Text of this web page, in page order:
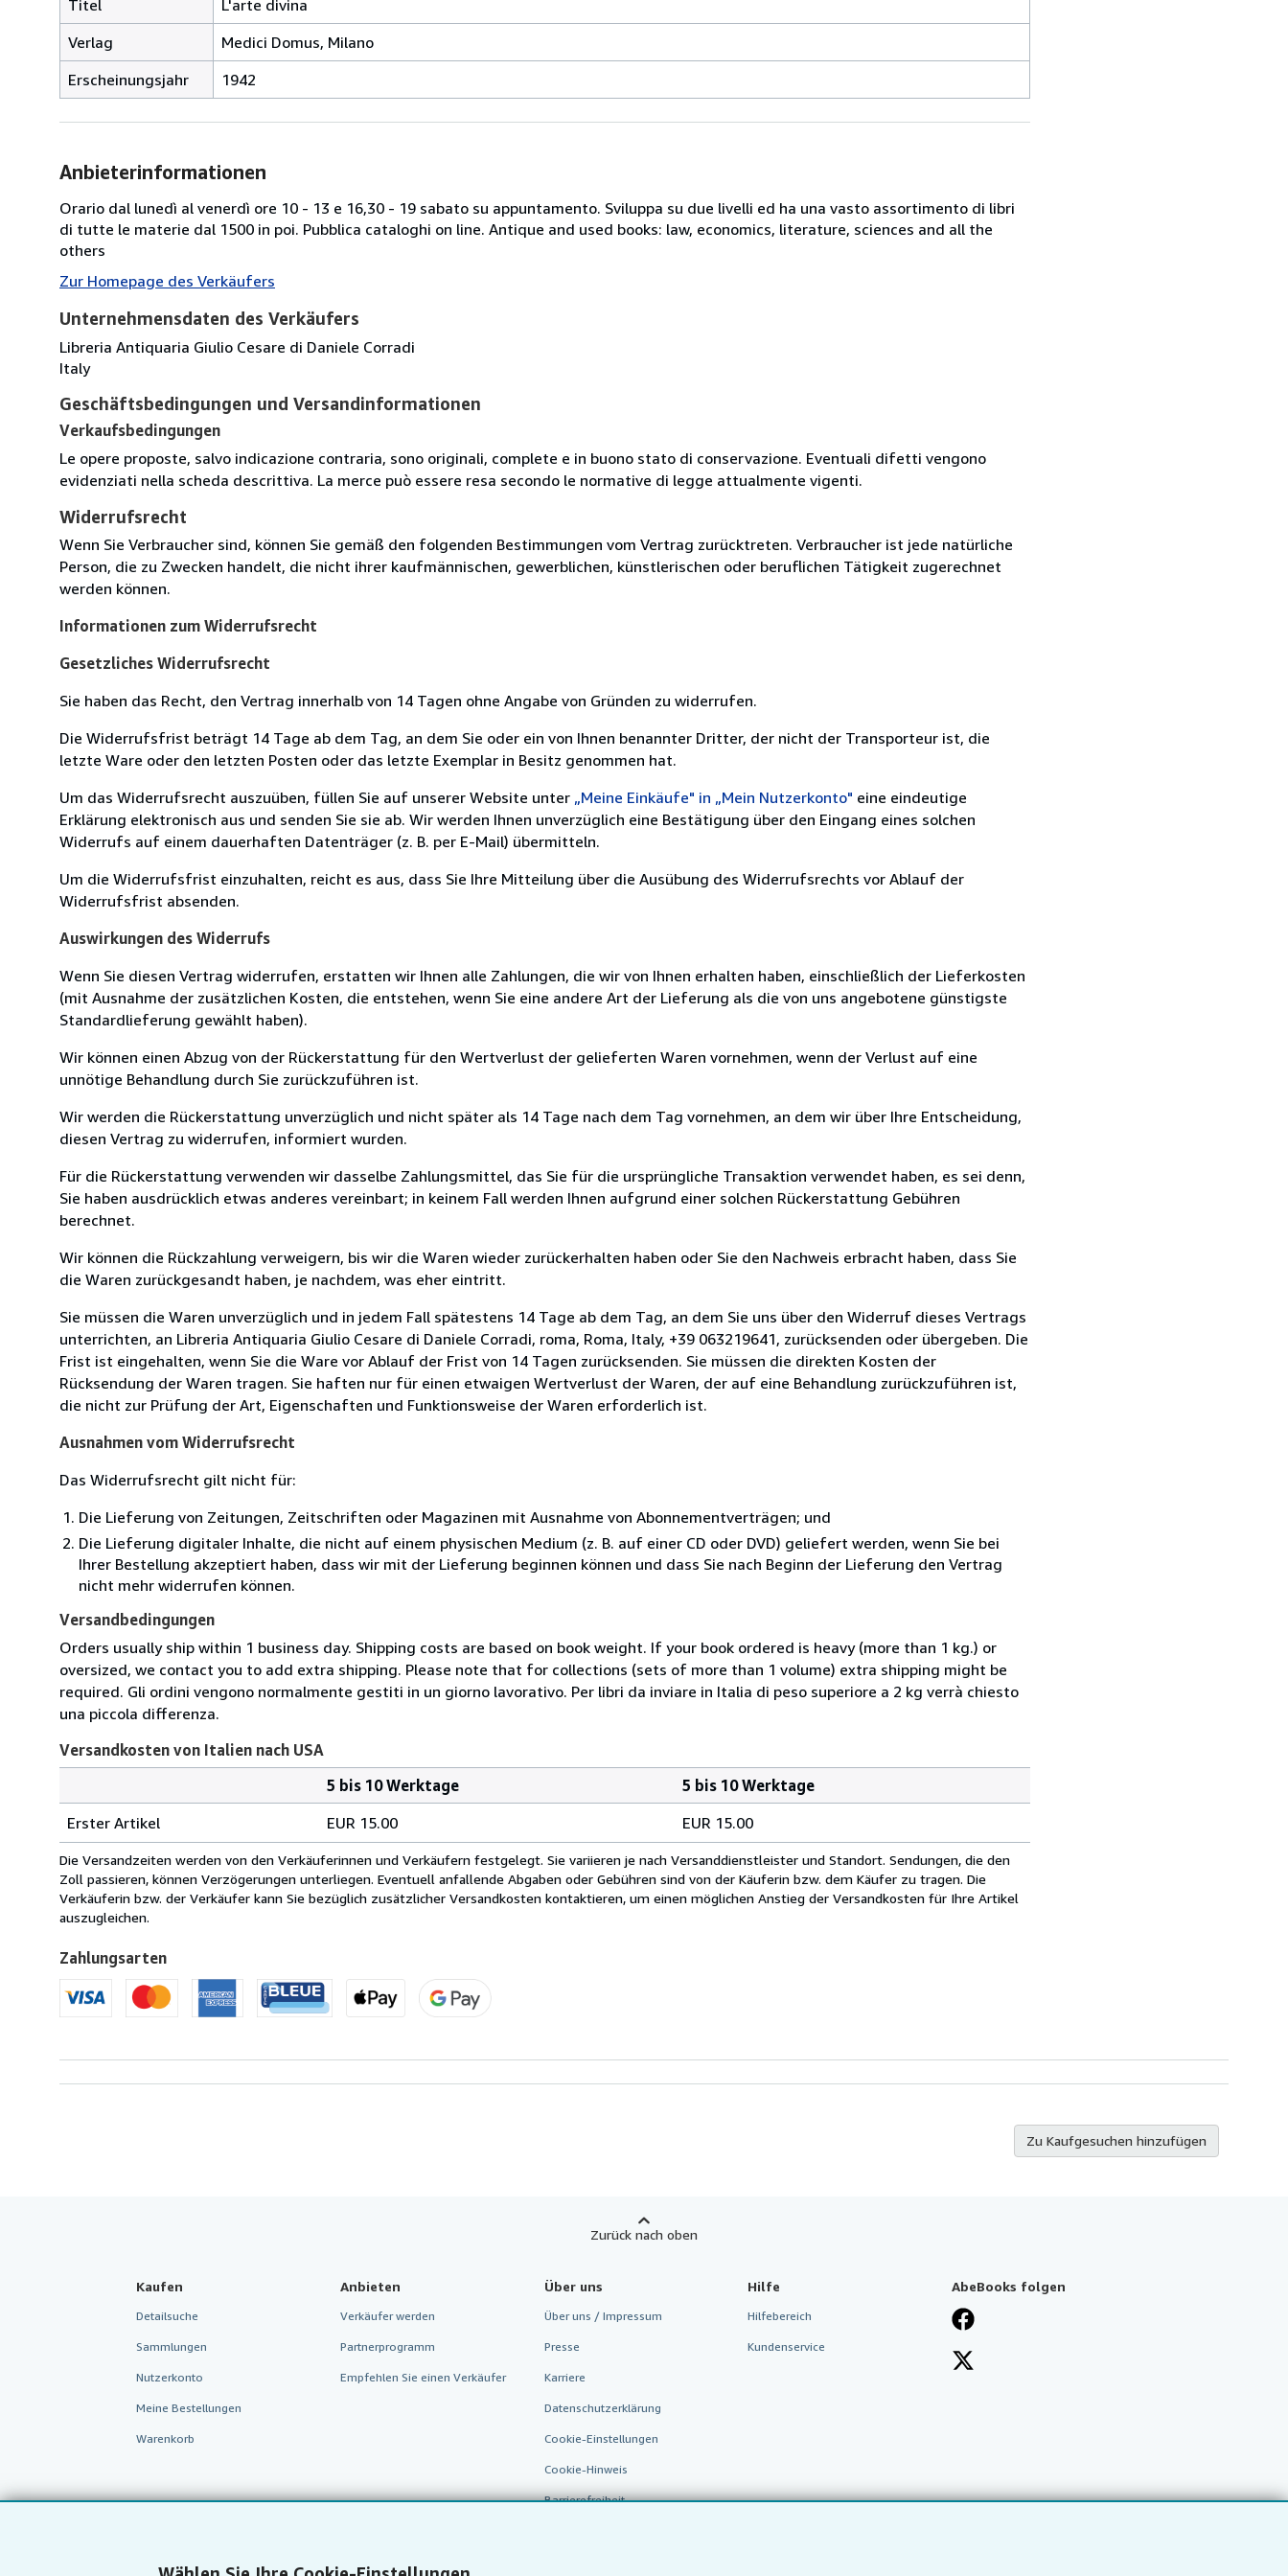
Titel
L'arte divina
Verlag
Medici Domus, Milano
Erscheinungsjahr
1942
Anbieterinformationen
Orario dal lunedì al venerdì ore 10 - 13 e 16,30 - 19 sabato su appuntamento. Sviluppa su due livelli ed ha una vasto assortimento di libri
di tutte le materie dal 1500 in poi. Pubblica cataloghi on line. Antique and used books: law, economics, literature, sciences and all the
others
Zur Homepage des Verkäufers
Unternehmensdaten des Verkäufers
Libreria Antiquaria Giulio Cesare di Daniele Corradi
Italy
Geschäftsbedingungen und Versandinformationen
Verkaufsbedingungen
Le opere proposte, salvo indicazione contraria, sono originali, complete e in buono stato di conservazione. Eventuali difetti vengono
evidenziati nella scheda descrittiva. La merce può essere resa secondo le normative di legge attualmente vigenti.
Widerrufsrecht
Wenn Sie Verbraucher sind, können Sie gemäß den folgenden Bestimmungen vom Vertrag zurücktreten. Verbraucher ist jede natürliche
Person, die zu Zwecken handelt, die nicht ihrer kaufmännischen, gewerblichen, künstlerischen oder beruflichen Tätigkeit zugerechnet
werden können.
Informationen zum Widerrufsrecht
Gesetzliches Widerrufsrecht
Sie haben das Recht, den Vertrag innerhalb von 14 Tagen ohne Angabe von Gründen zu widerrufen.
Die Widerrufsfrist beträgt 14 Tage ab dem Tag, an dem Sie oder ein von Ihnen benannter Dritter, der nicht der Transporteur ist, die
letzte Ware oder den letzten Posten oder das letzte Exemplar in Besitz genommen hat.
Um das Widerrufsrecht auszuüben, füllen Sie auf unserer Website unter „Meine Einkäufe" in „Mein Nutzerkonto" eine eindeutige
Erklärung elektronisch aus und senden Sie sie ab. Wir werden Ihnen unverzüglich eine Bestätigung über den Eingang eines solchen
Widerrufs auf einem dauerhaften Datenträger (z. B. per E-Mail) übermitteln.
Um die Widerrufsfrist einzuhalten, reicht es aus, dass Sie Ihre Mitteilung über die Ausübung des Widerrufsrechts vor Ablauf der
Widerrufsfrist absenden.
Auswirkungen des Widerrufs
Wenn Sie diesen Vertrag widerrufen, erstatten wir Ihnen alle Zahlungen, die wir von Ihnen erhalten haben, einschließlich der Lieferkosten
(mit Ausnahme der zusätzlichen Kosten, die entstehen, wenn Sie eine andere Art der Lieferung als die von uns angebotene günstigste
Standardlieferung gewählt haben).
Wir können einen Abzug von der Rückerstattung für den Wertverlust der gelieferten Waren vornehmen, wenn der Verlust auf eine
unnötige Behandlung durch Sie zurückzuführen ist.
Wir werden die Rückerstattung unverzüglich und nicht später als 14 Tage nach dem Tag vornehmen, an dem wir über Ihre Entscheidung,
diesen Vertrag zu widerrufen, informiert wurden.
Für die Rückerstattung verwenden wir dasselbe Zahlungsmittel, das Sie für die ursprüngliche Transaktion verwendet haben, es sei denn,
Sie haben ausdrücklich etwas anderes vereinbart; in keinem Fall werden Ihnen aufgrund einer solchen Rückerstattung Gebühren
berechnet.
Wir können die Rückzahlung verweigern, bis wir die Waren wieder zurückerhalten haben oder Sie den Nachweis erbracht haben, dass Sie
die Waren zurückgesandt haben, je nachdem, was eher eintritt.
Sie müssen die Waren unverzüglich und in jedem Fall spätestens 14 Tage ab dem Tag, an dem Sie uns über den Widerruf dieses Vertrags
unterrichten, an Libreria Antiquaria Giulio Cesare di Daniele Corradi, roma, Roma, Italy, +39 063219641, zurücksenden oder übergeben. Die
Frist ist eingehalten, wenn Sie die Ware vor Ablauf der Frist von 14 Tagen zurücksenden. Sie müssen die direkten Kosten der
Rücksendung der Waren tragen. Sie haften nur für einen etwaigen Wertverlust der Waren, der auf eine Behandlung zurückzuführen ist,
die nicht zur Prüfung der Art, Eigenschaften und Funktionsweise der Waren erforderlich ist.
Ausnahmen vom Widerrufsrecht
Das Widerrufsrecht gilt nicht für:
Die Lieferung von Zeitungen, Zeitschriften oder Magazinen mit Ausnahme von Abonnementverträgen; und
Die Lieferung digitaler Inhalte, die nicht auf einem physischen Medium (z. B. auf einer CD oder DVD) geliefert werden, wenn Sie bei
Ihrer Bestellung akzeptiert haben, dass wir mit der Lieferung beginnen können und dass Sie nach Beginn der Lieferung den Vertrag
nicht mehr widerrufen können.
Versandbedingungen
Orders usually ship within 1 business day. Shipping costs are based on book weight. If your book ordered is heavy (more than 1 kg.) or
oversized, we contact you to add extra shipping. Please note that for collections (sets of more than 1 volume) extra shipping might be
required. Gli ordini vengono normalmente gestiti in un giorno lavorativo. Per libri da inviare in Italia di peso superiore a 2 kg verrà chiesto
una piccola differenza.
Versandkosten von Italien nach USA
von
Italien
nach
USA
5 bis 10 Werktage
5 bis 10 Werktage
Erster Artikel
EUR 15.00 EUR 15.00
Die Versandzeiten werden von den Verkäuferinnen und Verkäufern festgelegt. Sie variieren je nach Versanddienstleister und Standort. Sendungen, die den
Zoll passieren, können Verzögerungen unterliegen. Eventuell anfallende Abgaben oder Gebühren sind von der Käuferin bzw. dem Käufer zu tragen. Die
Verkäuferin bzw. der Verkäufer kann Sie bezüglich zusätzlicher Versandkosten kontaktieren, um einen möglichen Anstieg der Versandkosten für Ihre Artikel
auszugleichen.
Zahlungsarten
Zu Kaufgesuchen hinzufügen
Zurück nach oben
Kaufen
Detailsuche
Sammlungen
Nutzerkonto
Meine Bestellungen
Warenkorb
Anbieten
Verkäufer werden
Partnerprogramm
Empfehlen Sie einen Verkäufer
Über uns
Über uns / Impressum
Presse
Karriere
Datenschutzerklärung
Cookie-Einstellungen
Cookie-Hinweis
Barrierefreiheit
Hilfe
Hilfebereich
Kundenservice
AbeBooks folgen